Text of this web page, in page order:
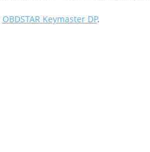
OBDSTAR Keymaster DP.